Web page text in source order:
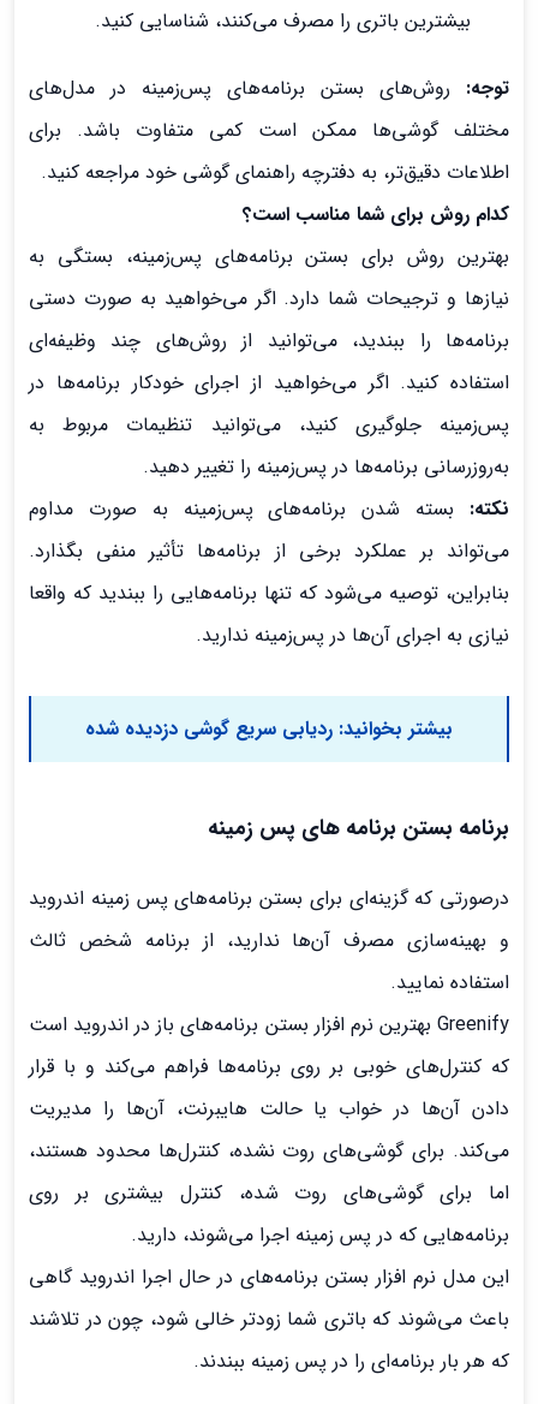
بیشترین باتری را مصرف می‌کنند، شناسایی کنید.
توجه: روش‌های بستن برنامه‌های پس‌زمینه در مدل‌های
مختلف گوشی‌ها ممکن است کمی متفاوت باشد. برای
اطلاعات دقیق‌تر، به دفترچه راهنمای گوشی خود مراجعه کنید.
کدام روش برای شما مناسب است؟
بهترین روش برای بستن برنامه‌های پس‌زمینه، بستگی به
نیازها و ترجیحات شما دارد. اگر می‌خواهید به صورت دستی
برنامه‌ها را ببندید، می‌توانید از روش‌های چند وظیفه‌ای
استفاده کنید. اگر می‌خواهید از اجرای خودکار برنامه‌ها در
پس‌زمینه جلوگیری کنید، می‌توانید تنظیمات مربوط به
به‌روزرسانی برنامه‌ها در پس‌زمینه را تغییر دهید.
نکته: بسته شدن برنامه‌های پس‌زمینه به صورت مداوم
می‌تواند بر عملکرد برخی از برنامه‌ها تأثیر منفی بگذارد.
بنابراین، توصیه می‌شود که تنها برنامه‌هایی را ببندید که واقعا
نیازی به اجرای آن‌ها در پس‌زمینه ندارید.
بیشتر بخوانید: ردیابی سریع گوشی دزدیده شده
برنامه بستن برنامه های پس زمینه
درصورتی که گزینه‌ای برای بستن برنامه‌های پس زمینه اندروید
و بهینه‌سازی مصرف آن‌ها ندارید، از برنامه شخص ثالث
استفاده نمایید.
Greenify بهترین نرم افزار بستن برنامه‌های باز در اندروید است
که کنترل‌های خوبی بر روی برنامه‌ها فراهم می‌کند و با قرار
دادن آن‌ها در خواب یا حالت هایبرنت، آن‌ها را مدیریت
می‌کند. برای گوشی‌های روت نشده، کنترل‌ها محدود هستند،
اما برای گوشی‌های روت شده، کنترل بیشتری بر روی
برنامه‌هایی که در پس زمینه اجرا می‌شوند، دارید.
این مدل نرم افزار بستن برنامه‌های در حال اجرا اندروید گاهی
باعث می‌شوند که باتری شما زودتر خالی شود، چون در تلاشند
که هر بار برنامه‌ای را در پس زمینه ببندند.